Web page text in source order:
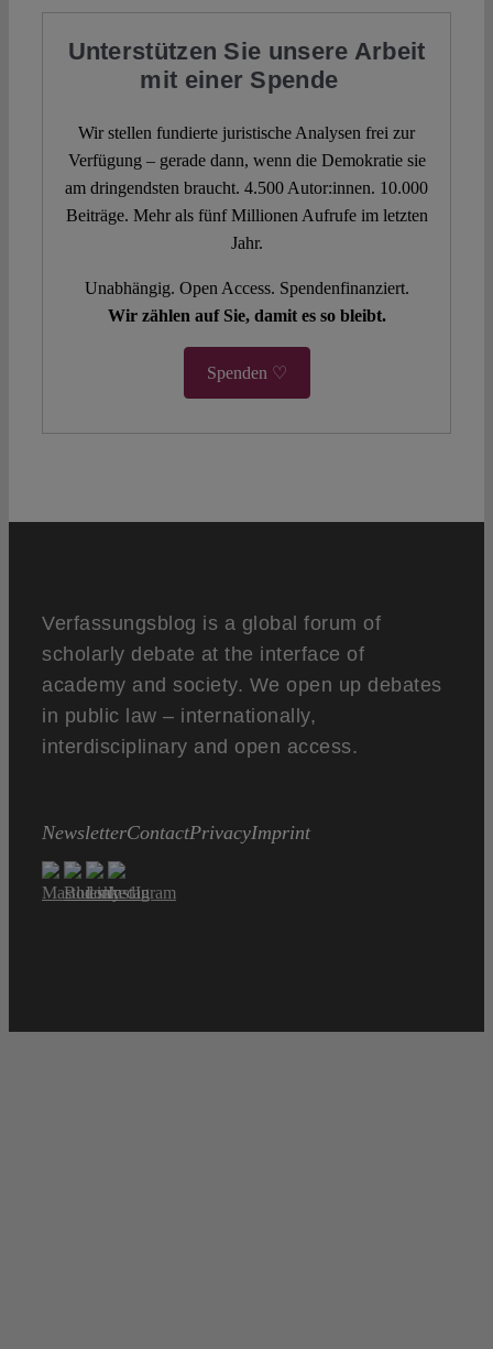
Unterstützen Sie unsere Arbeit
mit einer Spende
Wir stellen fundierte juristische Analysen frei zur
Verfügung – gerade dann, wenn die Demokratie sie
am dringendsten braucht. 4.500 Autor:innen. 10.000
Beiträge. Mehr als fünf Millionen Aufrufe im letzten
Jahr.
Unabhängig. Open Access. Spendenfinanziert.
Wir zählen auf Sie, damit es so bleibt.
Spenden ♡
Verfassungsblog is a global forum of
scholarly debate at the interface of
academy and society. We open up debates
in public law – internationally,
interdisciplinary and open access.
NewsletterContactPrivacyImprint